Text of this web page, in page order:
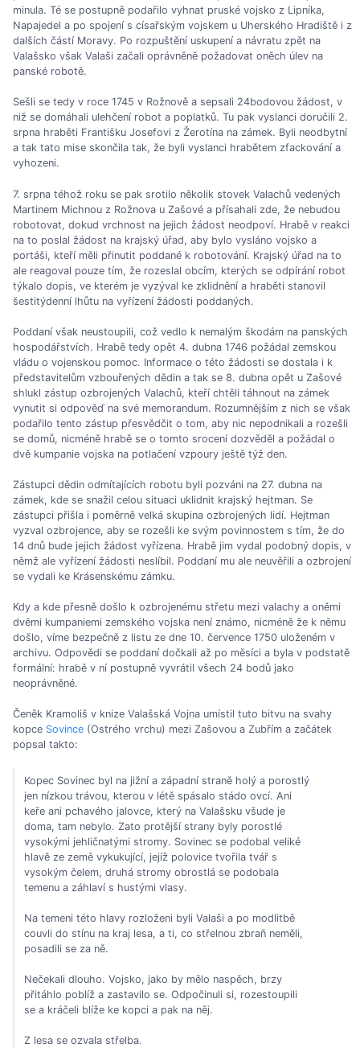
minula. Té se postupně podařilo vyhnat pruské vojsko z Lipníka,
Napajedel a po spojení s císařským vojskem u Uherského Hradiště i z
dalších částí Moravy. Po rozpuštění uskupení a návratu zpět na
Valašsko však Valaši začali oprávněně požadovat oněch úlev na
panské robotě.
Sešli se tedy v roce 1745 v Rožnově a sepsali 24bodovou žádost, v
niž se domáhali ulehčení robot a poplatků. Tu pak vyslanci doručili 2.
srpna hraběti Františku Josefovi z Žerotína na zámek. Byli neodbytní
a tak tato mise skončila tak, že byli vyslanci hrabětem zfackování a
vyhozeni.
7. srpna téhož roku se pak srotilo několik stovek Valachů vedených
Martinem Michnou z Rožnova u Zašové a přísahali zde, že nebudou
robotovat, dokud vrchnost na jejich žádost neodpoví. Hrabě v reakci
na to poslal žádost na krajský úřad, aby bylo vysláno vojsko a
portáši, kteří měli přinutit poddané k robotování. Krajský úřad na to
ale reagoval pouze tím, že rozeslal obcím, kterých se odpírání robot
týkalo dopis, ve kterém je vyzýval ke zklidnění a hraběti stanovil
šestitýdenní lhůtu na vyřízení žádosti poddaných.
Poddaní však neustoupili, což vedlo k nemalým škodám na panských
hospodářstvích. Hrabě tedy opět 4. dubna 1746 požádal zemskou
vládu o vojenskou pomoc. Informace o této žádosti se dostala i k
představitelům vzbouřených dědin a tak se 8. dubna opět u Zašové
shlukl zástup ozbrojených Valachů, kteří chtěli táhnout na zámek
vynutit si odpověď na své memorandum. Rozumnějším z nich se však
podařilo tento zástup přesvědčit o tom, aby nic nepodnikali a rozešli
se domů, nicméně hrabě se o tomto srocení dozvěděl a požádal o
dvě kumpanie vojska na potlačení vzpoury ještě týž den.
Zástupci dědin odmítajících robotu byli pozváni na 27. dubna na
zámek, kde se snažil celou situaci uklidnit krajský hejtman. Se
zástupci přišla i poměrně velká skupina ozbrojených lidí. Hejtman
vyzval ozbrojence, aby se rozešli ke svým povinnostem s tím, že do
14 dnů bude jejich žádost vyřízena. Hrabě jim vydal podobný dopis, v
němž ale vyřízení žádosti neslíbil. Poddaní mu ale neuvěřili a ozbrojení
se vydali ke Krásenskému zámku.
Kdy a kde přesně došlo k ozbrojenému střetu mezi valachy a oněmi
dvěmi kumpaniemi zemského vojska není známo, nicméně že k němu
došlo, víme bezpečně z listu ze dne 10. července 1750 uloženém v
archivu. Odpovědi se poddaní dočkali až po měsíci a byla v podstatě
formální: hrabě v ní postupně vyvrátil všech 24 bodů jako
neoprávněné.
Čeněk Kramoliš v knize Valašská Vojna umístil tuto bitvu na svahy
kopce Sovince (Ostrého vrchu) mezi Zašovou a Zubřím a začátek
popsal takto:
Kopec Sovinec byl na jižní a západní straně holý a porostlý
jen nízkou trávou, kterou v létě spásalo stádo ovcí. Ani
keře ani pchavého jalovce, který na Valašsku všude je
doma, tam nebylo. Zato protější strany byly porostlé
vysokými jehličnatými stromy. Sovinec se podobal veliké
hlavě ze země vykukující, jejíž polovice tvořila tvář s
vysokým čelem, druhá stromy obrostlá se podobala
temenu a záhlaví s hustými vlasy.
Na temeni této hlavy rozloženi byli Valaši a po modlitbě
couvli do stínu na kraj lesa, a ti, co střelnou zbraň neměli,
posadili se za ně.
Nečekali dlouho. Vojsko, jako by mělo naspěch, brzy
přitáhlo poblíž a zastavilo se. Odpočinuli si, rozestoupili
se a kráčeli blíže ke kopci a pak na něj.
Z lesa se ozvala střelba.